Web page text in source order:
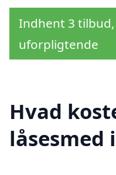
Indhent 3
uforpligtende
Hvad
låsesmed